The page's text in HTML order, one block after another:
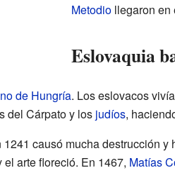
Metodiollegaron en
Eslovaquia
de Hungría. Los eslovacos
del Cárpato y los judíos,
causó mucha destrucción y
arte floreció. En 1467, Matías